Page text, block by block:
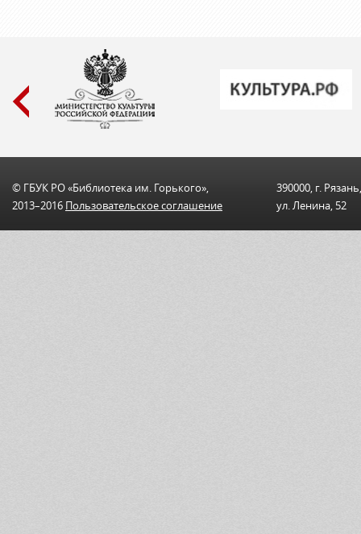
© ГБУК РО «Библиотека им. Горького»,
2013–2016 Пользовательскоe соглашениe
390000, г. Рязань,
ул. Ленина, 52